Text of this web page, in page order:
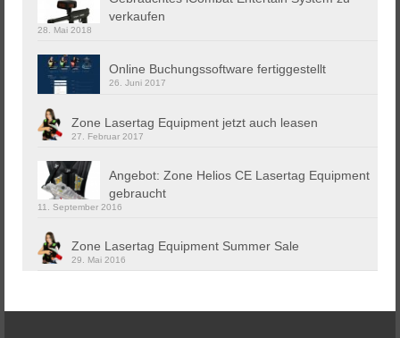
verkaufen
28. Mai 2018
Online Buchungssoftware fertiggestellt
26. Juni 2017
Zone Lasertag Equipment jetzt auch leasen
27. Februar 2017
Angebot: Zone Helios CE Lasertag Equipment
gebraucht
11. September 2016
Zone Lasertag Equipment Summer Sale
29. Mai 2016